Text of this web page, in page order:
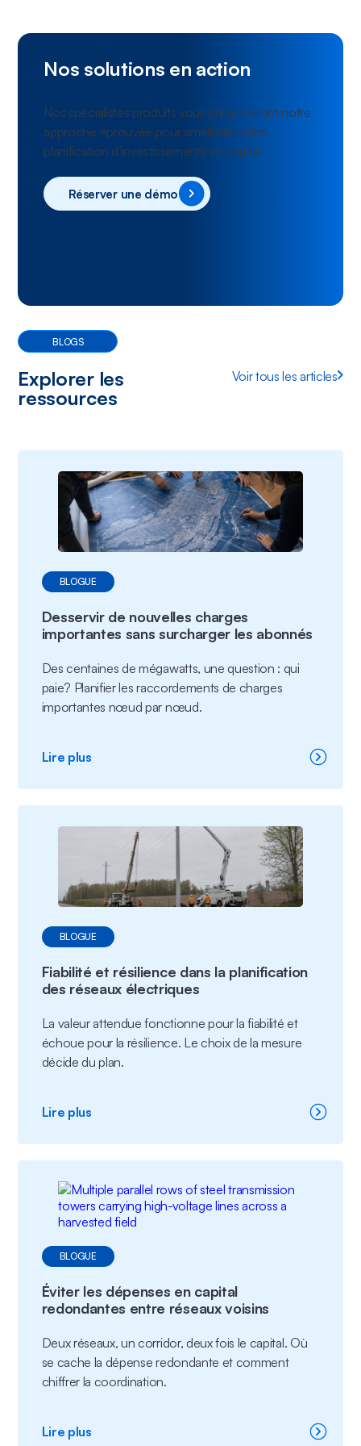
Nos solutions en action
Nos spécialistes produits vous présenteront notre
approche éprouvée pour améliorer votre
planification d’investissements en capital.
Réserver une démo
BLOGS
Explorer les
ressources
Voir tous les articles
BLOGUE
Desservir de nouvelles charges
importantes sans surcharger les abonnés
Des centaines de mégawatts, une question : qui
paie? Planifier les raccordements de charges
importantes nœud par nœud.
Lire plus:
de
nouvelles
importantes
surcharger
les
abonnés
BLOGUE
Fiabilité et résilience dans la planification
des réseaux électriques
La valeur attendue fonctionne pour la fiabilité et
échoue pour la résilience. Le choix de la mesure
décide du plan.
Lire plus:
et
résilience
la
planification
des
électriques
BLOGUE
Éviter les dépenses en capital
redondantes entre réseaux voisins
Deux réseaux, un corridor, deux fois le capital. Où
se cache la dépense redondante et comment
chiffrer la coordination.
Lire plus: